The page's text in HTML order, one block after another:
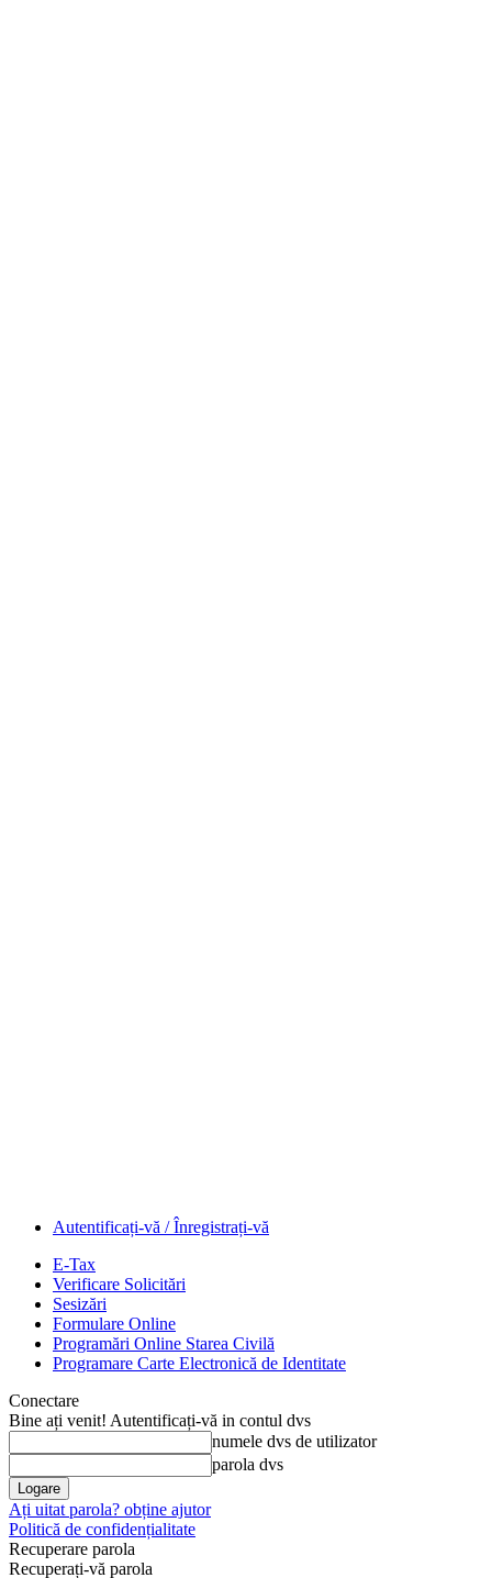
Autentificați-vă / Înregistrați-vă
E-Tax
Verificare Solicitări
Sesizări
Formulare Online
Programări Online Starea Civilă
Programare Carte Electronică de Identitate
Conectare
Bine ați venit! Autentificați-vă in contul dvs
numele dvs de utilizator
parola dvs
Ați uitat parola? obține ajutor
Politică de confidențialitate
Recuperare parola
Recuperați-vă parola